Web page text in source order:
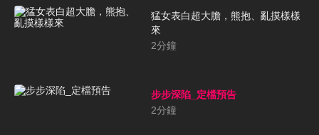
猛女表白超大膽，熊抱、亂摸樣樣
來
2分鐘
步步深陷_定檔預告
2分鐘